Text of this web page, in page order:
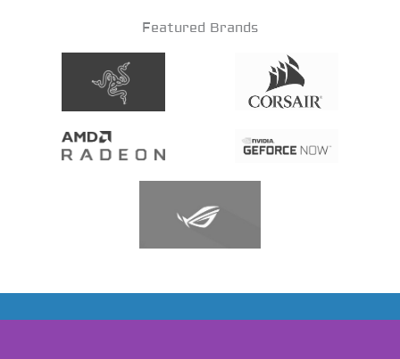
Featured Brands